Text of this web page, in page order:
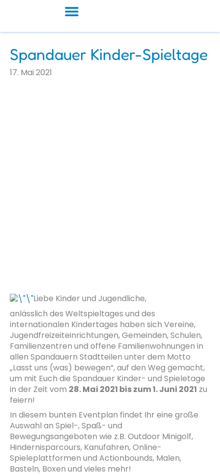
Spandauer Kinder-Spieltage
17. Mai 2021
Liebe Kinder und Jugendliche,
anlässlich des Weltspieltages und des
internationalen Kindertages haben sich Vereine,
Jugendfreizeiteinrichtungen, Gemeinden, Schulen,
Familienzentren und offene Familienwohnungen in
allen Spandauern Stadtteilen unter dem Motto
„Lasst uns (was) bewegen“, auf den Weg gemacht,
um mit Euch die Spandauer Kinder- und Spieletage
in der Zeit vom 28. Mai 2021 bis zum 1. Juni 2021 zu
feiern!
In diesem bunten Eventplan findet Ihr eine große
Auswahl an Spiel-, Spaß- und
Bewegungsangeboten wie z.B. Outdoor Minigolf,
Hindernisparcours, Kanufahren, Online-
Spieleplattformen und Actionbounds, Malen,
Basteln, Boxen und vieles mehr!